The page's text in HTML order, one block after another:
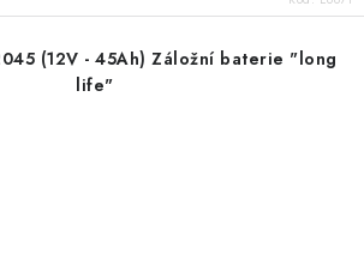
(12V - 45Ah) Záložní baterie "long
life"